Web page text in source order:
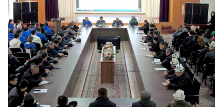
Услуги
Все услуги Развлечения Соц.сети
Компания
О нас Новости Работа в MEGA
Сервисы